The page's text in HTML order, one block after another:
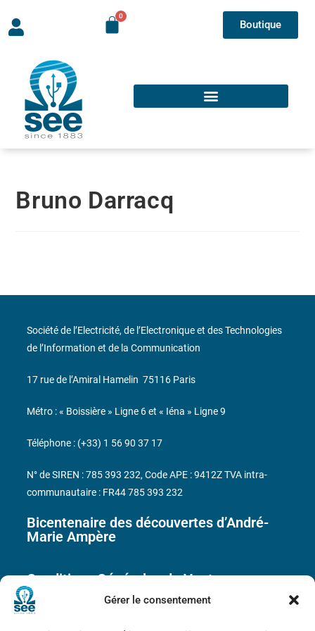
Gérer le consentement
Boutique
Bruno Darracq
Bicentenaire des découvertes d’André-
Marie Ampère
Conditions Générales de Vente
Société de l’Electricité, de l’Electronique et des Technologies
de l’Information et de la Communication
17 rue de l’Amiral Hamelin 75116 Paris
Métro : « Boissière » Ligne 6 et « Iéna » Ligne 9
Téléphone : (+33) 1 56 90 37 17
N° de SIREN : 785 393 232, Code APE : 9412Z TVA intra-
communautaire : FR44 785 393 232